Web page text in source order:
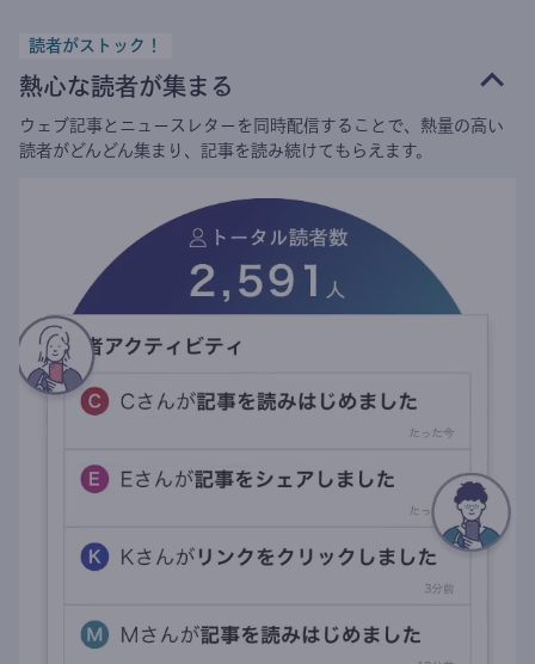
読者がストック！
熱心な読者が集まる
ウェブ記事とニュースレターを同時配信することで、熱量の高い
読者がどんどん集まり、記事を読み続けてもらえます。